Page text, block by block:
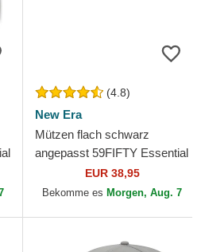
(4.8)
New Era
Mützen flach schwarz
angepasst 59FIFTY Essential
der Los Angeles Dodgers
MLB von New Era
EUR 38,95
Bekomme es Morgen, Aug. 7